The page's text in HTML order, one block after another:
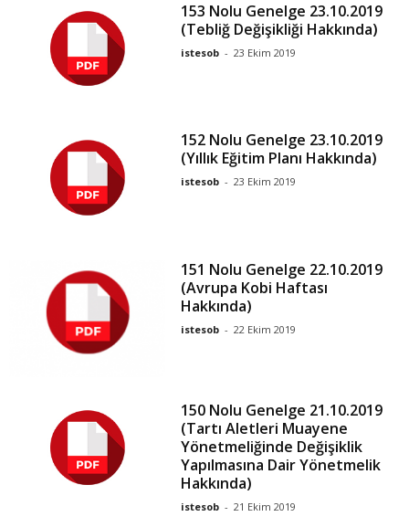
153 Nolu Genelge 23.10.2019
(Tebliğ Değişikliği Hakkında)
istesob - 23 Ekim 2019
152 Nolu Genelge 23.10.2019
(Yıllık Eğitim Planı Hakkında)
istesob - 23 Ekim 2019
151 Nolu Genelge 22.10.2019
(Avrupa Kobi Haftası
Hakkında)
istesob - 22 Ekim 2019
150 Nolu Genelge 21.10.2019
(Tartı Aletleri Muayene
Yönetmeliğinde Değişiklik
Yapılmasına Dair Yönetmelik
Hakkında)
istesob - 21 Ekim 2019